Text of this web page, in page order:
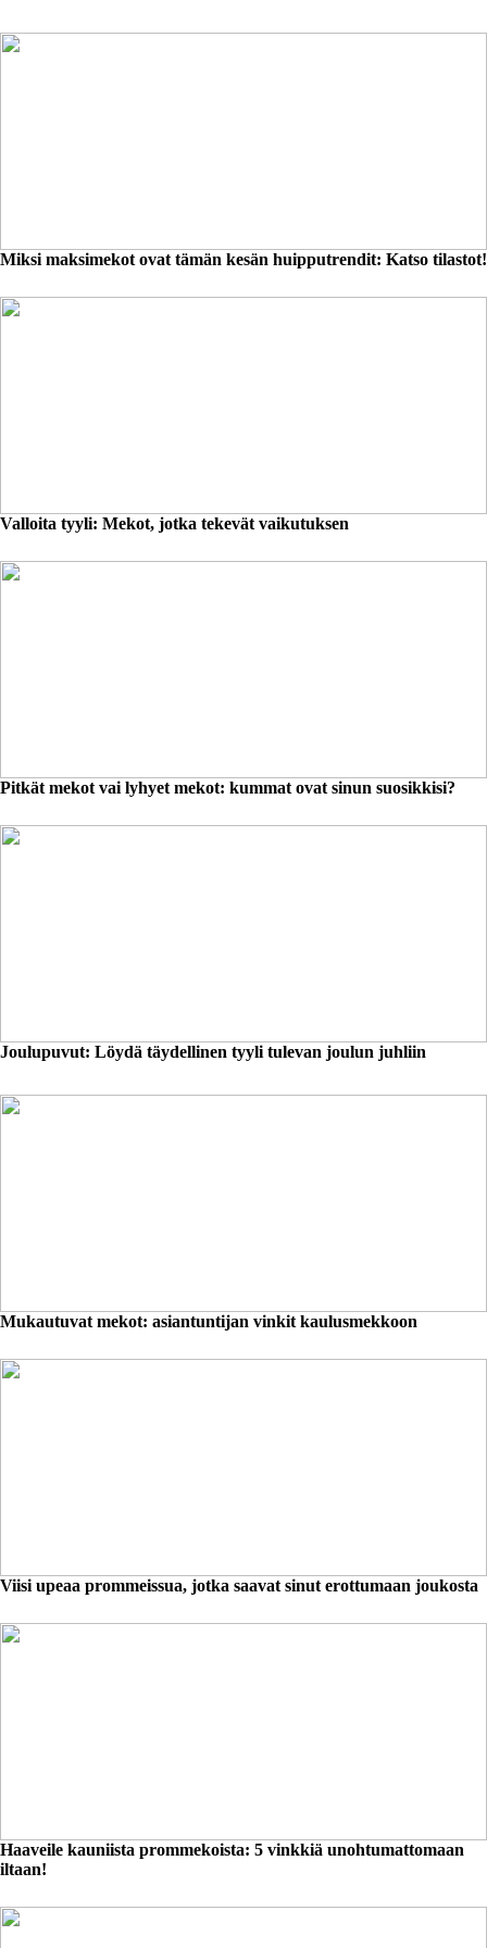
Miksi maksimekot ovat tämän kesän huipputrendit: Katso tilastot!
Valloita tyyli: Mekot, jotka tekevät vaikutuksen
Pitkät mekot vai lyhyet mekot: kummat ovat sinun suosikkisi?
Joulupuvut: Löydä täydellinen tyyli tulevan joulun juhliin
Mukautuvat mekot: asiantuntijan vinkit kaulusmekkoon
Viisi upeaa prommeissua, jotka saavat sinut erottumaan joukosta
Haaveile kauniista prommekoista: 5 vinkkiä unohtumattomaan
iltaan!